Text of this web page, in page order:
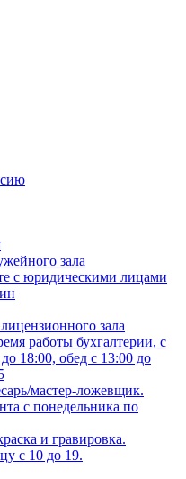
зала
с юридическими лицами
зала
работы бухгалтерии, с
18:00, обед с 13:00 до
мастер-ложевщик.
с понедельника по
и гравировка.
с 10 до 19.